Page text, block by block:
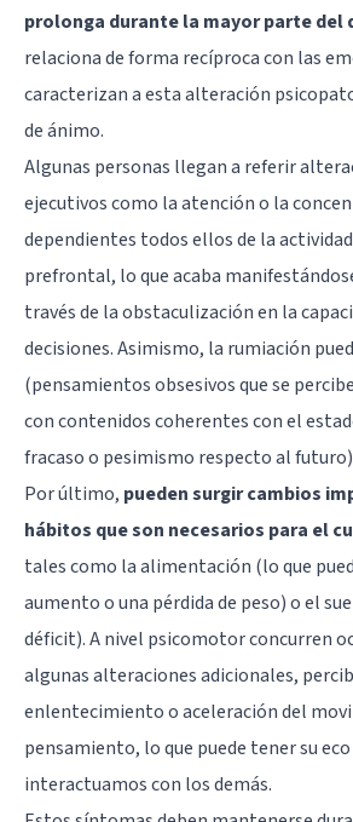
prolonga durante la mayor parte del
relaciona de forma recíproca con las
caracterizan a esta alteración
de ánimo.
Algunas personas llegan a referir
ejecutivos como la atención o la
dependientes todos ellos de la
prefrontal, lo que acaba
través de la obstaculización en la
decisiones. Asimismo, la rumiación
(pensamientos obsesivos que se
con contenidos coherentes con el
fracaso o pesimismo respecto al
Por último, pueden surgir cambios
hábitos que son necesarios para el
tales como la alimentación (lo que
aumento o una pérdida de peso) o el
déficit). A nivel psicomotor concurren
algunas alteraciones adicionales,
enlentecimiento o aceleración del
pensamiento, lo que puede tener su
interactuamos con los demás.